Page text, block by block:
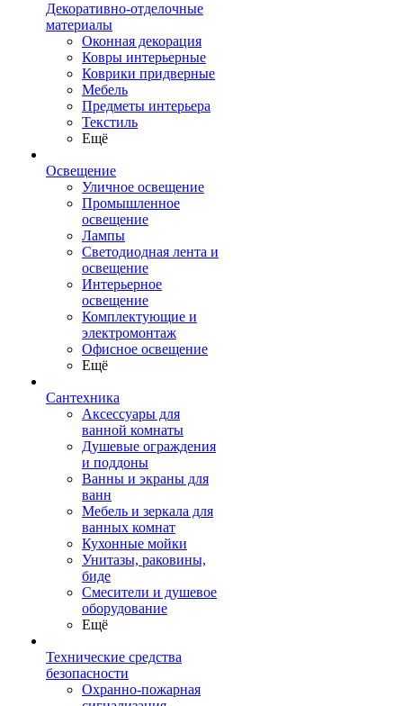
Декоративно-отделочные
материалы
Оконная декорация
Ковры интерьерные
Коврики придверные
Мебель
Предметы интерьера
Текстиль
Ещё
Освещение
Уличное освещение
Промышленное
освещение
Лампы
Светодиодная лента и
освещение
Интерьерное
освещение
Комплектующие и
электромонтаж
Офисное освещение
Ещё
Сантехника
Аксессуары для
ванной комнаты
Душевые ограждения
и поддоны
Ванны и экраны для
ванн
Мебель и зеркала для
ванных комнат
Кухонные мойки
Унитазы, раковины,
биде
Смесители и душевое
оборудование
Ещё
Технические средства
безопасности
Охранно-пожарная